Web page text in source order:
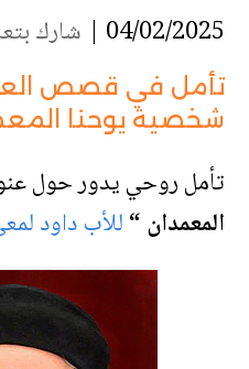
04/02/2025 | شارك
تأمل في قصص
شخصية يوحنا
تأمل روحي يدور حول
المعمدان“للأب داود